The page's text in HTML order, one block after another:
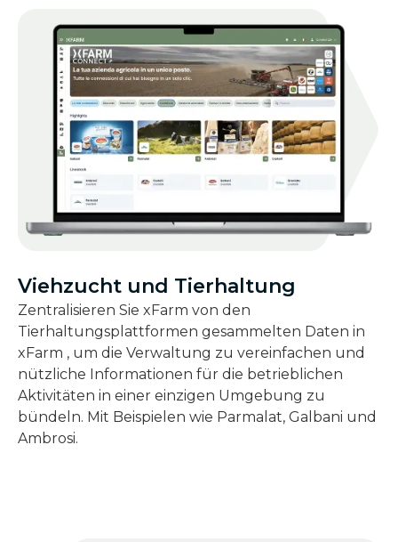
Viehzucht und Tierhaltung
Zentralisieren Sie xFarm von den
Tierhaltungsplattformen gesammelten Daten in
xFarm , um die Verwaltung zu vereinfachen und
nützliche Informationen für die betrieblichen
Aktivitäten in einer einzigen Umgebung zu
bündeln. Mit Beispielen wie Parmalat, Galbani und
Ambrosi.